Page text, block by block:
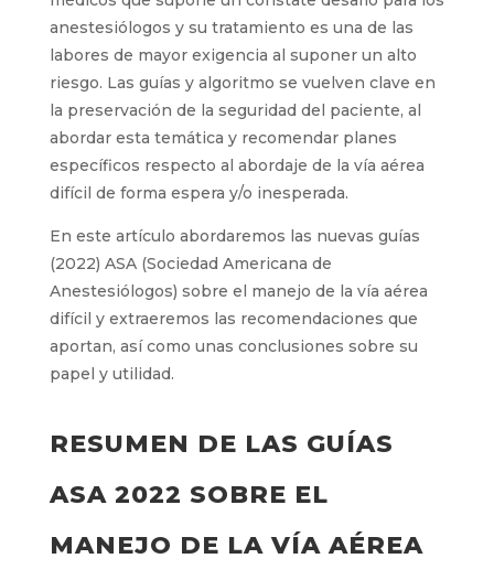
anestesiólogos y su tratamiento es una de las
labores de mayor exigencia al suponer un alto
riesgo. Las guías y algoritmo se vuelven clave en
la preservación de la seguridad del paciente, al
abordar esta temática y recomendar planes
específicos respecto al abordaje de la vía aérea
difícil de forma espera y/o inesperada.
En este artículo abordaremos las nuevas guías
(2022) ASA (Sociedad Americana de
Anestesiólogos) sobre el manejo de la vía aérea
difícil y extraeremos las recomendaciones que
aportan, así como unas conclusiones sobre su
papel y utilidad.
RESUMEN DE LAS GUÍAS
ASA 2022 SOBRE EL
MANEJO DE LA VÍA AÉREA